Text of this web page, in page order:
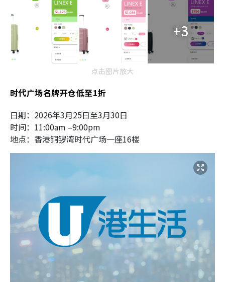
+3
点击图片放大
时代广场名牌开仓低至1折
日期：2026年3月25日至3月30日
时间：11:00am –9:00pm
地点：香港铜锣湾时代广场一座16楼